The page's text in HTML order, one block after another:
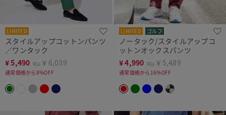
LIMITED
スタイルアップコットンパンツ
／ワンタック
¥5,490 税込 ￥6,039
通常価格から8%OFF
LIMITED ゴルフ
ノータック/スタイルアップコ
ットンオックスパンツ
¥4,990 税込 ￥5,489
通常価格から16%OFF